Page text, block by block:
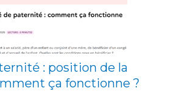
: position de la
ça fonctionne ?